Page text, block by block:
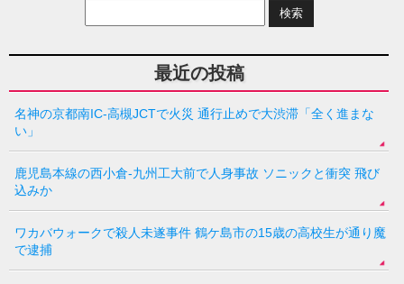
最近の投稿
名神の京都南IC-高槻JCTで火災 通行止めで大渋滞「全く進まな
い」
鹿児島本線の西小倉-九州工大前で人身事故 ソニックと衝突 飛び
込みか
ワカバウォークで殺人未遂事件 鶴ケ島市の15歳の高校生が通り魔
で逮捕